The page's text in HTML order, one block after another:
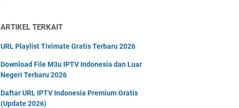
ARTIKEL TERKAIT
URL Playlist Tivimate Gratis Terbaru 2026
Download File M3u IPTV Indonesia dan Luar
Negeri Terbaru 2026
Daftar URL IPTV Indonesia Premium Gratis
(Update 2026)